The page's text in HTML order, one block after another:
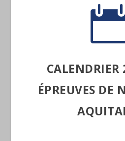
CALENDRIER
ÉPREUVES DE